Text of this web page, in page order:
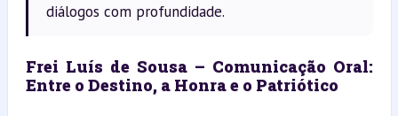
diálogos com profundidade.
Frei Luís de Sousa – Comunicação Oral:
Entre o Destino, a Honra e o Patriótico